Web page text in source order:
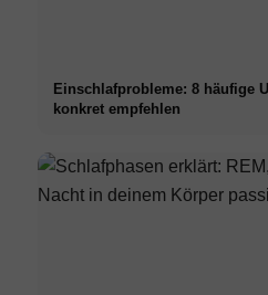
Einschlafprobleme: 8 häufige
konkret empfehlen